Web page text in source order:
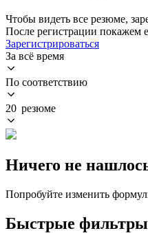
Чтобы видеть все резюме,
После регистрации покажем
Зарегистрироваться
За всё время
По соответствию
20 резюме
Ничего не
Попробуйте изменить
Быстрые фильтры